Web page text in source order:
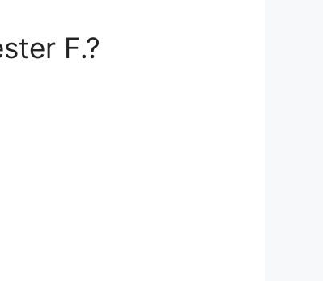
F.?